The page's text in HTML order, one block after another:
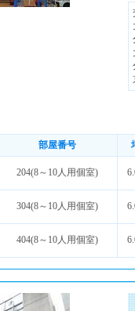
部屋番号
204(8～10人用個室)
304(8～10人用個室)
404(8～10人用個室)